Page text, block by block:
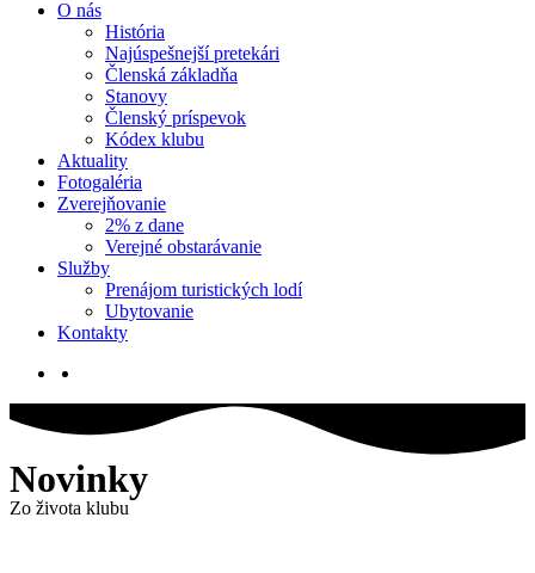
O nás
História
Najúspešnejší pretekári
Členská základňa
Stanovy
Členský príspevok
Kódex klubu
Aktuality
Fotogaléria
Zverejňovanie
2% z dane
Verejné obstarávanie
Služby
Prenájom turistických lodí
Ubytovanie
Kontakty
Novinky
Zo života klubu